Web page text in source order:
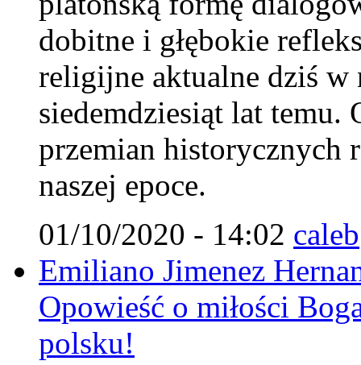
dobitne i głębokie
religijne aktualne dziś
siedemdziesiąt lat
przemian historycznych
naszej epoce.
01/10/2020 - 14:02 caleb
Emiliano Jimenez
Opowieść o miłości
polsku!